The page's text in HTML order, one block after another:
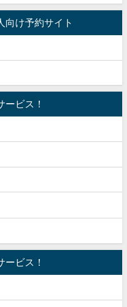
向け予約サイト
ビス！
ビス！